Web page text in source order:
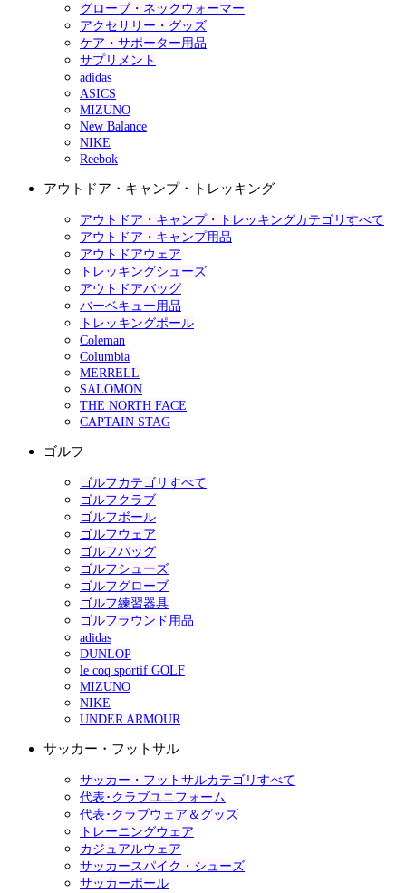
グローブ・ネックウォーマー
アクセサリー・グッズ
ケア・サポーター用品
サプリメント
adidas
ASICS
MIZUNO
New Balance
NIKE
Reebok
アウトドア・キャンプ・トレッキング
アウトドア・キャンプ・トレッキングカテゴリすべて
アウトドア・キャンプ用品
アウトドアウェア
トレッキングシューズ
アウトドアバッグ
バーベキュー用品
トレッキングポール
Coleman
Columbia
MERRELL
SALOMON
THE NORTH FACE
CAPTAIN STAG
ゴルフ
ゴルフカテゴリすべて
ゴルフクラブ
ゴルフボール
ゴルフウェア
ゴルフバッグ
ゴルフシューズ
ゴルフグローブ
ゴルフ練習器具
ゴルフラウンド用品
adidas
DUNLOP
le coq sportif GOLF
MIZUNO
NIKE
UNDER ARMOUR
サッカー・フットサル
サッカー・フットサルカテゴリすべて
代表･クラブユニフォーム
代表･クラブウェア＆グッズ
トレーニングウェア
カジュアルウェア
サッカースパイク・シューズ
サッカーボール